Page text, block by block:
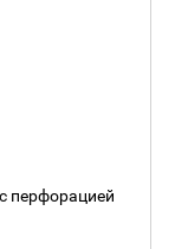
перфорацией